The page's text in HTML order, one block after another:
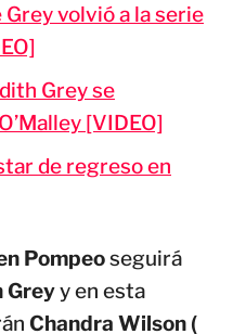
Grey volvió a la serie
Grey se
[VIDEO]
de regreso en
Pompeoseguirá
Greyy en esta
Chandra Wilson (